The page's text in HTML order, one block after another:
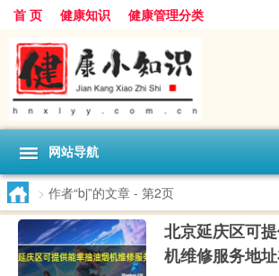
首 页 健康知识 健康管理分类
网站导航
> 作者“bj”的文章 - 第2页
北京延庆区可
机维修服务地